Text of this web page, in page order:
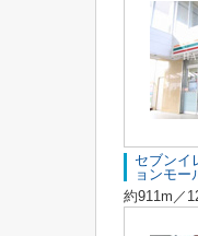
セブンイ
ョンモー
約911m／